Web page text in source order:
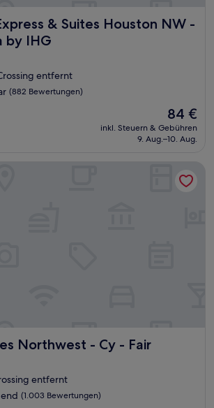
& Suites Houston NW -
by IHG
& Suites Houston NW - Tomball Area
entfernt
(882 Bewertungen)
Der
Preis
beträgt
84 €
inkl. Steuern & Gebühren
9. Aug.–10. Aug.
Northwest - Cy - Fair
- Cy - Fair
entfernt
(1.003 Bewertungen)
- Cy - Fair